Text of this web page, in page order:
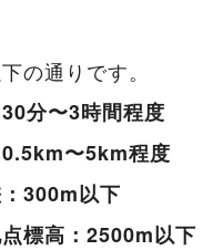
の通りです。
分〜3時間程度
〜5km程度
300m以下
標高：2500m以下